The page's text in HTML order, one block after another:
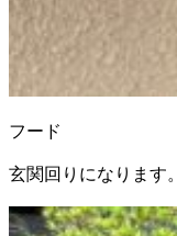
フード
玄関回りになります。